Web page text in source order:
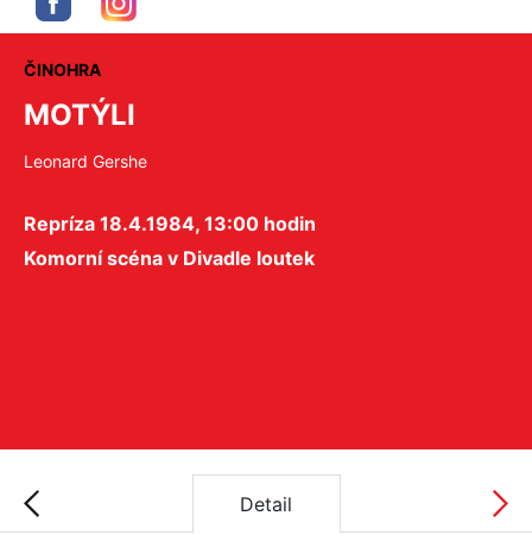
ČINOHRA
MOTÝLI
Leonard Gershe
Repríza 18.4.1984, 13:00 hodin
Komorní scéna v Divadle loutek
Detail